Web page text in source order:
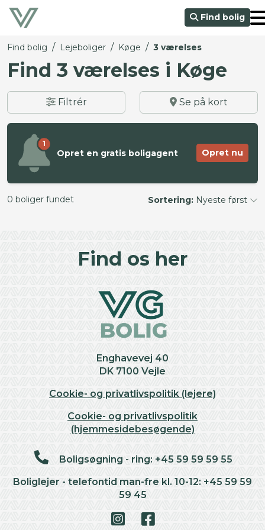
Find bolig
Find bolig / Lejeboliger / Køge / 3 værelses
Find 3 værelses i Køge
Filtrér Se på kort
1
Opret en gratis boligagent Opret nu
0 boliger fundet Sortering: Nyeste først
Find os her
Enghavevej 40
DK 7100 Vejle
Cookie- og privatlivspolitik (lejere)
Cookie- og privatlivspolitik
(hjemmesidebesøgende)
Boligsøgning - ring: +45 59 59 59 55
Boliglejer - telefontid man-fre kl. 10-12: +45 59 59
59 45